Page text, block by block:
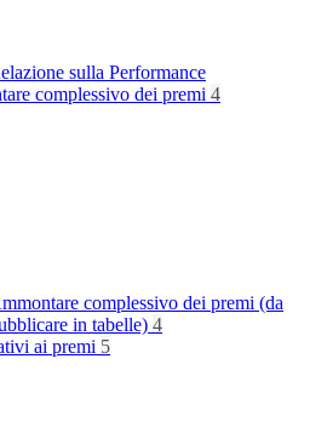
sulla Performance
complessivo dei premi 4
complessivo dei premi (da
in tabelle) 4
ai premi 5